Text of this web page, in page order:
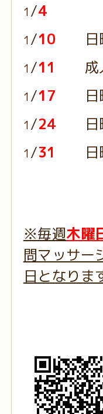
1/4
1/10 日
1/11 成
1/17 日
1/24 日
1/31 日
※毎週木曜
問マッサー
日となりま